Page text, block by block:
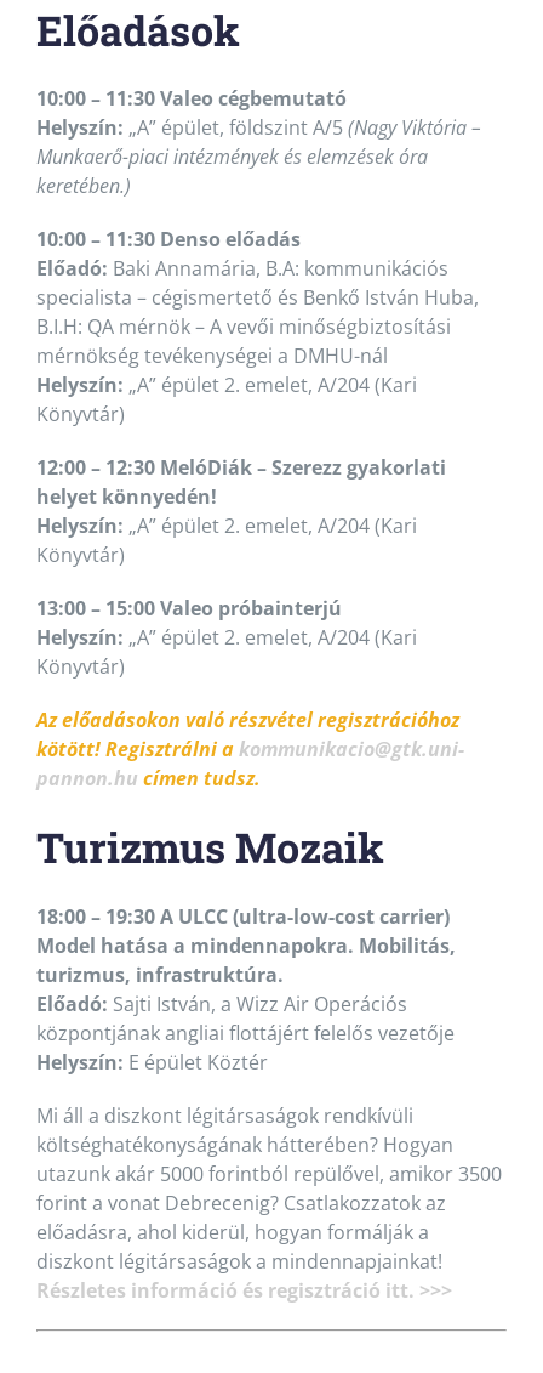
Előadások
10:00 – 11:30 Valeo cégbemutató
Helyszín: „A” épület, földszint A/5(Nagy Viktória –
Munkaerő-piaci intézmények és elemzések óra
keretében.)
10:00 – 11:30 Denso előadás
Előadó: Baki Annamária, B.A: kommunikációs
specialista – cégismertető és Benkő István Huba,
B.I.H: QA mérnök – A vevői minőségbiztosítási
mérnökség tevékenységei a DMHU-nál
Helyszín: „A” épület 2. emelet, A/204 (Kari
Könyvtár)
12:00 – 12:30 MelóDiák – Szerezz gyakorlati
helyet könnyedén!
Helyszín: „A” épület 2. emelet, A/204 (Kari
Könyvtár)
13:00 – 15:00 Valeo próbainterjú
Helyszín: „A” épület 2. emelet, A/204 (Kari
Könyvtár)
Az előadásokon való részvétel regisztrációhoz
kötött! Regisztrálni akommunikacio@gtk.uni-
pannon.hu címen tudsz.
Turizmus Mozaik
18:00 – 19:30 A ULCC (ultra-low-cost carrier)
Model hatása a mindennapokra. Mobilitás,
turizmus, infrastruktúra.
Előadó: Sajti István, a Wizz Air Operációs
központjának angliai flottájért felelős vezetője
Helyszín: E épület Köztér
Mi áll a diszkont légitársaságok rendkívüli
költséghatékonyságának hátterében? Hogyan
utazunk akár 5000 forintból repülővel, amikor 3500
forint a vonat Debrecenig? Csatlakozzatok az
előadásra, ahol kiderül, hogyan formálják a
diszkont légitársaságok a mindennapjainkat!
Részletes információ és regisztráció itt. >>>